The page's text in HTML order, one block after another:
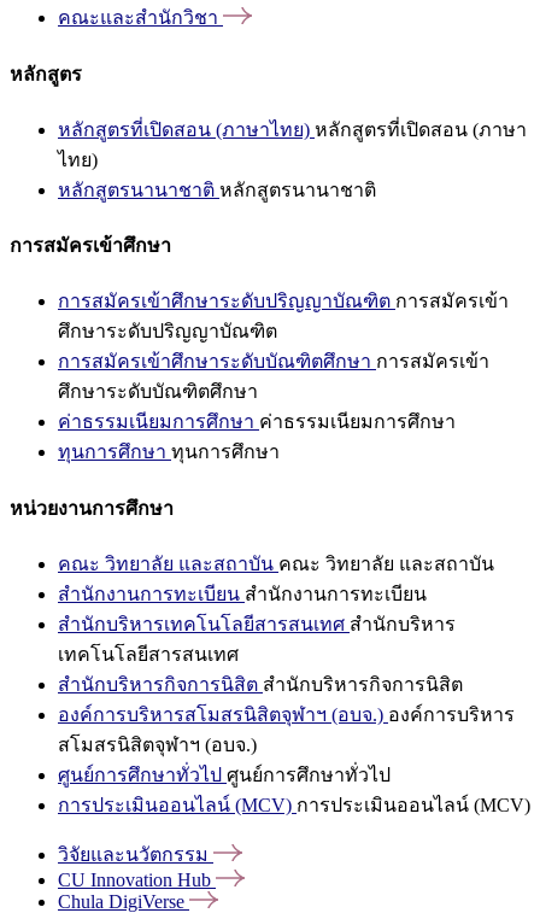
คณะและสำนักวิชา
หลักสูตร
หลักสูตรที่เปิดสอน (ภาษาไทย) หลักสูตรที่เปิดสอน (ภาษา
ไทย)
หลักสูตรนานาชาติ หลักสูตรนานาชาติ
การสมัครเข้าศึกษา
การสมัครเข้าศึกษาระดับปริญญาบัณฑิต การสมัครเข้า
ศึกษาระดับปริญญาบัณฑิต
การสมัครเข้าศึกษาระดับบัณฑิตศึกษา การสมัครเข้า
ศึกษาระดับบัณฑิตศึกษา
ค่าธรรมเนียมการศึกษา ค่าธรรมเนียมการศึกษา
ทุนการศึกษา ทุนการศึกษา
หน่วยงานการศึกษา
คณะ วิทยาลัย และสถาบัน คณะ วิทยาลัย และสถาบัน
สำนักงานการทะเบียน สำนักงานการทะเบียน
สำนักบริหารเทคโนโลยีสารสนเทศ สำนักบริหาร
เทคโนโลยีสารสนเทศ
สำนักบริหารกิจการนิสิต สำนักบริหารกิจการนิสิต
องค์การบริหารสโมสรนิสิตจุฬาฯ (อบจ.) องค์การบริหาร
สโมสรนิสิตจุฬาฯ (อบจ.)
ศูนย์การศึกษาทั่วไป ศูนย์การศึกษาทั่วไป
การประเมินออนไลน์ (MCV) การประเมินออนไลน์ (MCV)
วิจัยและนวัตกรรม
CU Innovation Hub
Chula DigiVerse